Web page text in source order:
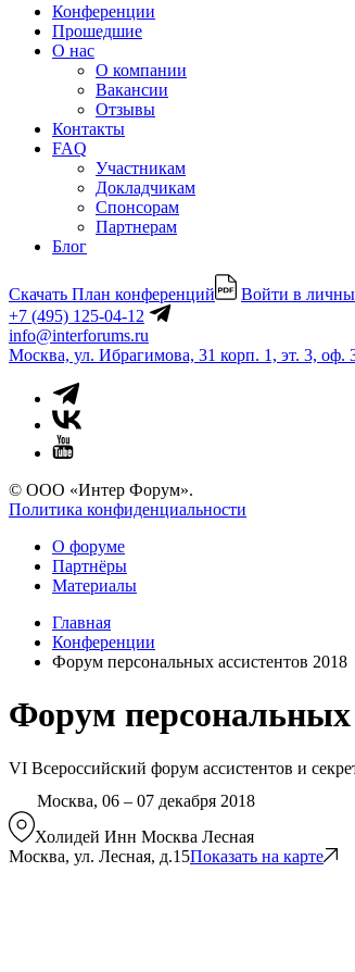
Конференции
Прошедшие
О нас
О компании
Вакансии
Отзывы
Контакты
FAQ
Участникам
Докладчикам
Спонсорам
Партнерам
Блог
Скачать План конференций
Войти в
+7 (495) 125-04-12
info@interforums.ru
Москва, ул. Ибрагимова, 31 корп. 1, эт. 3, оф.
© ООО «Интер Форум».
Политика конфиденциальности
О форуме
Партнёры
Материалы
Главная
Конференции
Форум персональных ассистентов 2018
Форум персональных
VI Всероссийский форум ассистентов и
Москва, 06 – 07 декабря 2018
Холидей Инн Москва Лесная
Москва, ул. Лесная, д.15Показать на карте